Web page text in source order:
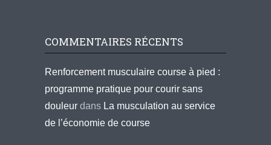
COMMENTAIRES RÉCENTS
Renforcement musculaire course à pied :
programme pratique pour courir sans
douleur dans La musculation au service
de l’économie de course